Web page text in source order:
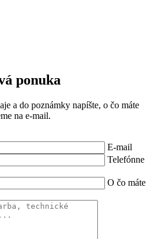
ponuka
a do poznámky napíšte, o čo máte
na e-mail.
E-mail
Telefónne
O čo máte